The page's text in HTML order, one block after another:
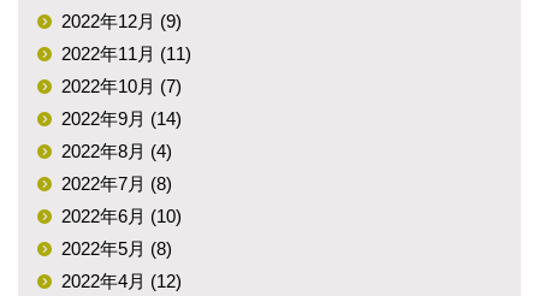
2022年12月 (9)
2022年11月 (11)
2022年10月 (7)
2022年9月 (14)
2022年8月 (4)
2022年7月 (8)
2022年6月 (10)
2022年5月 (8)
2022年4月 (12)